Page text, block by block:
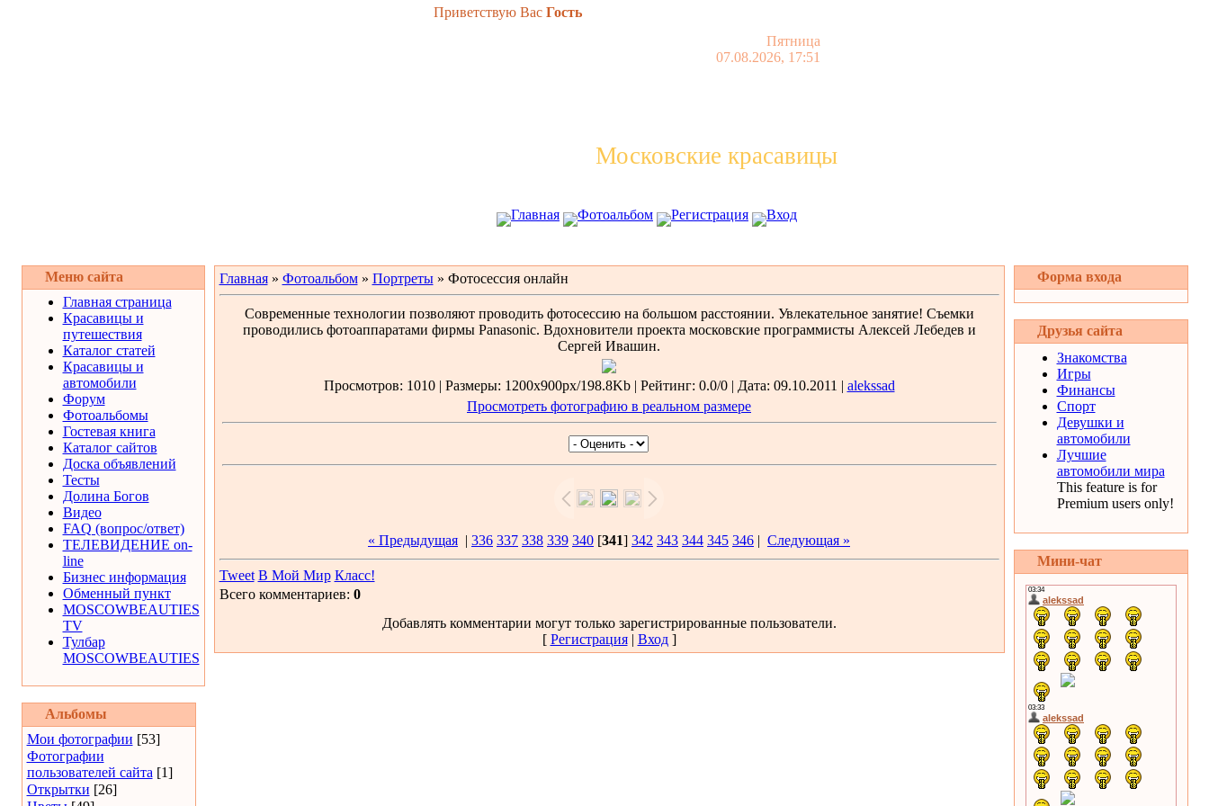
Приветствую Вас Гость
Пятница
07.08.2026, 17:51
Московские красавицы
Главная Фотоальбом Регистрация Вход
Меню сайта
Главная страница
Красавицы и
путешествия
Каталог статей
Красавицы и
автомобили
Форум
Фотоальбомы
Гостевая книга
Каталог сайтов
Доска объявлений
Тесты
Долина Богов
Видео
FAQ (вопрос/ответ)
ТЕЛЕВИДЕНИЕ on-
line
Бизнес информация
Обменный пункт
MOSCOWBEAUTIES
TV
Тулбар
MOSCOWBEAUTIES
Альбомы
Мои фотографии [53]
Фотографии
пользователей сайта [1]
Открытки [26]
Главная» Фотоальбом» Портреты» Фотосессия онлайн
Современные технологии позволяют проводить фотосессию на большом расстоянии. Увлекательное занятие! Съемки
проводились фотоаппаратами фирмы Panasonic. Вдохновители проекта московские программисты Алексей Лебедев и
Сергей Ивашин.
Просмотров: 1010 | Размеры: 1200x900px/198.8Kb | Рейтинг: 0.0/0 | Дата: 09.10.2011 | alekssad
Просмотреть фотографию в реальном размере
« Предыдущая | 336 337 338 339 340 [341] 342 343 344 345 346 | Следующая »
Tweet В Мой Мир Класс!
Всего комментариев: 0
Добавлять комментарии могут только зарегистрированные пользователи.
[ Регистрация| Вход]
Форма входа
Друзья сайта
Знакомства
Игры
Финансы
Спорт
Девушки и
автомобили
Лучшие
автомобили мира
This feature is for
Premium users only!
Мини-чат